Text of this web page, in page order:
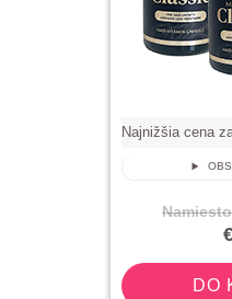
Najnižšia cena
Namiesto
DO